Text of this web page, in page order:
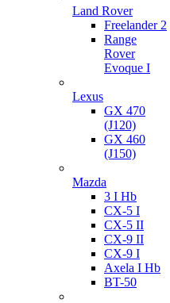
Land Rover
Freelander 2
Range
Rover
Evoque I
Lexus
GX 470
(J120)
GX 460
(J150)
Mazda
3 I Hb
CX-5 I
CX-5 II
CX-9 II
CX-9 I
Axela I Hb
BT-50